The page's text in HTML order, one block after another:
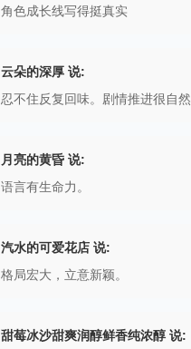
角色成长线写得挺真实
云朵的深厚 说:
忍不住反复回味。剧情推进很自然
月亮的黄昏 说:
语言有生命力。
汽水的可爱花店 说:
格局宏大，立意新颖。
甜莓冰沙甜爽润醇鲜香纯浓醇 说: